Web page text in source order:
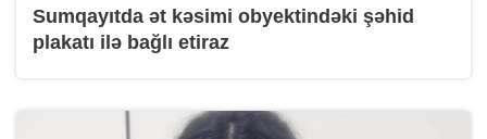
Sumqayıtda ət kəsimi obyektindəki şəhid
plakatı ilə bağlı etiraz